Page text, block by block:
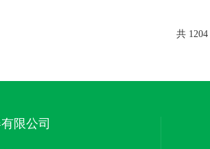
共
限公司